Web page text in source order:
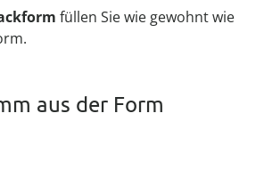
füllen Sie wie gewohnt wie
aus der Form